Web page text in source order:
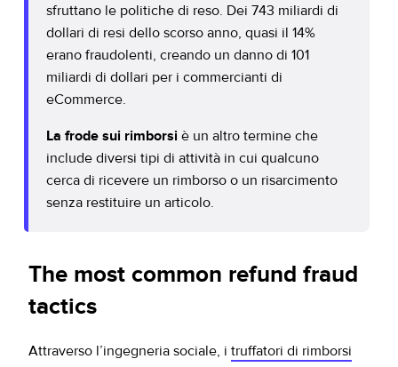
sfruttano le politiche di reso. Dei 743 miliardi di
dollari di resi dello scorso anno, quasi il 14%
erano fraudolenti, creando un danno di 101
miliardi di dollari per i commercianti di
eCommerce.
La frode sui rimborsi è un altro termine che
include diversi tipi di attività in cui qualcuno
cerca di ricevere un rimborso o un risarcimento
senza restituire un articolo.
The most common refund fraud
tactics
Attraverso l’ingegneria sociale, i truffatori di rimborsi